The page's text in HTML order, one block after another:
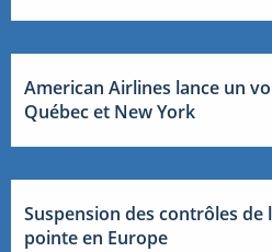
American Airlines lance un
Québec et New York
Suspension des contrôles de
pointe en Europe